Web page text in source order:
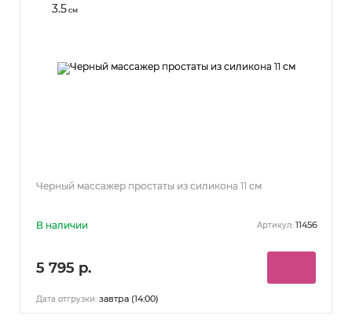
3.5см
Черный массажер простаты из силикона 11 см
В наличии Артикул: 11456
5 795 р.
Дата отгрузки: завтра (14:00)